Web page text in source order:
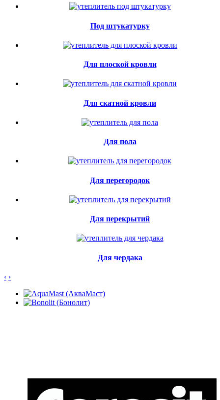
Под штукатурку
Для плоской кровли
Для скатной кровли
Для пола
Для перегородок
Для перекрытий
Для чердака
‹ ›